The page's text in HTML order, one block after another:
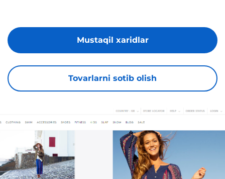
Tovarlarni sotib olish
Mustaqil xaridlar